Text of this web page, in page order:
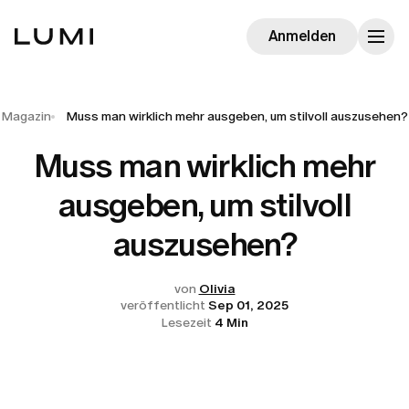
Anmelden
Magazin Muss man wirklich mehr ausgeben, um stilvoll auszusehen?
Muss man wirklich mehr
ausgeben, um stilvoll
auszusehen?
von Olivia
veröffentlicht Sep 01, 2025
Lesezeit 4 Min